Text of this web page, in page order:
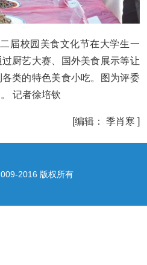
届校园美食文化节在大学生一
厨艺大赛、国外美食展示等让
类的特色美食小吃。图为评委
记者徐培钦
[编辑： 季肖寒 ]
2016 版权所有